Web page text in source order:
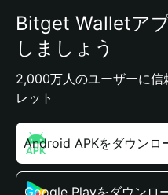
Bitget Walletア
しましょう
2,000万人のユーザーに信
レット
Android APKをダウンロ
Google Playをダウンロ